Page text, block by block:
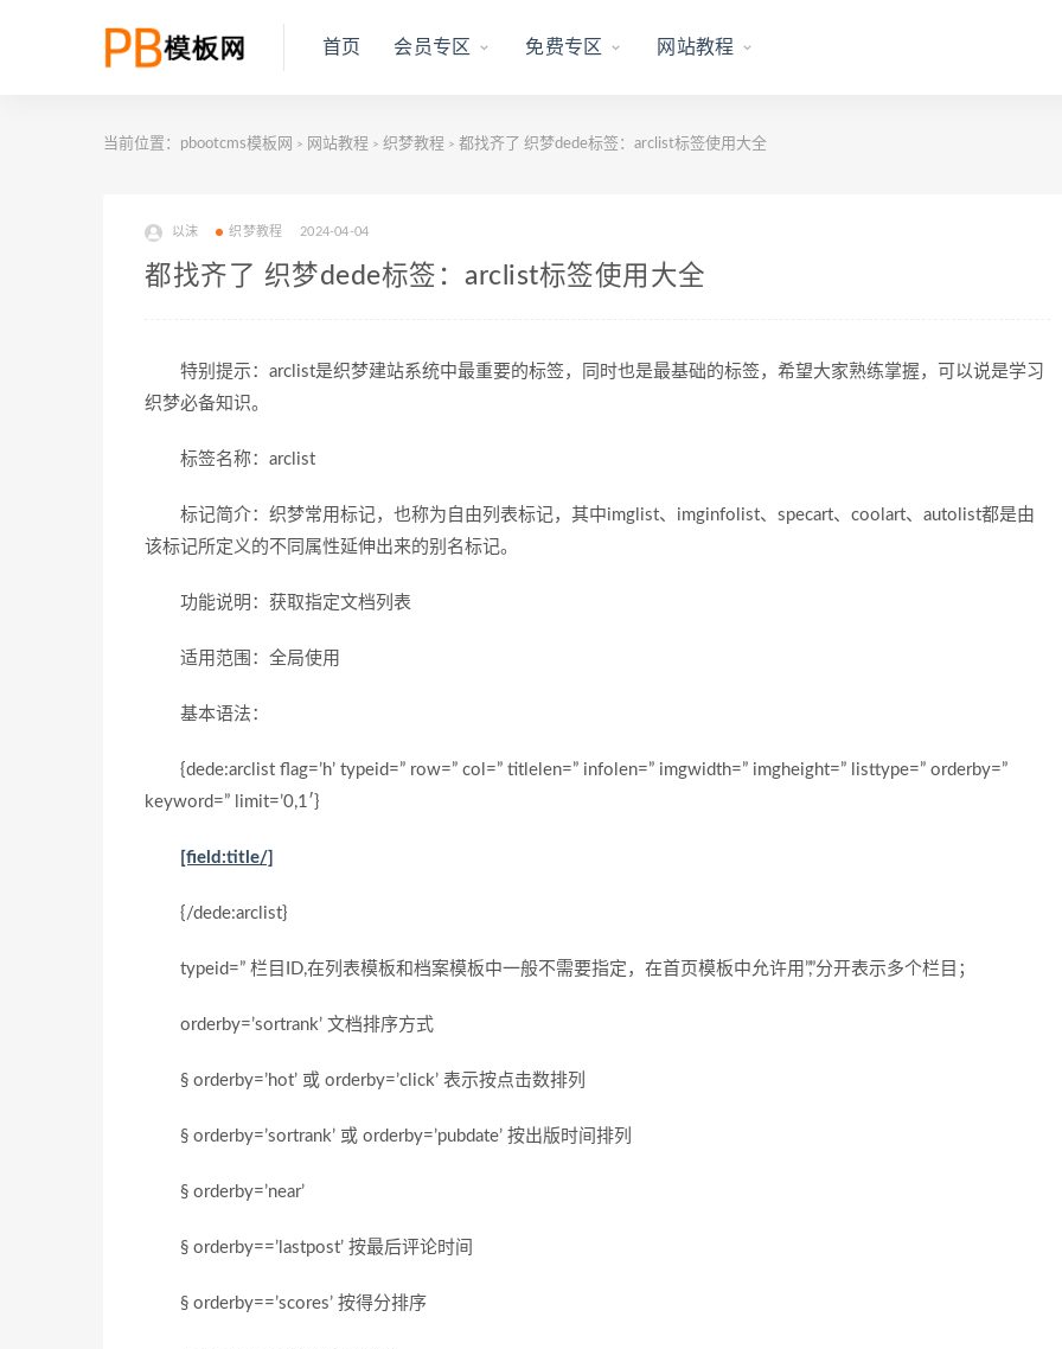
首页 会员专区 免费专区 网站教程
当前位置： pbootcms模板网 > 网站教程 > 织梦教程 > 都找齐了 织梦dede标签：arclist标签使用大全
以沫 织梦教程 2024-04-04
都找齐了 织梦dede标签：arclist标签使用大全
特别提示：arclist是织梦建站系统中最重要的标签，同时也是最基础的标签，希望大家熟练掌握，可以说是学习
织梦必备知识。
标签名称：arclist
标记简介：织梦常用标记，也称为自由列表标记，其中imglist、imginfolist、specart、coolart、autolist都是由
该标记所定义的不同属性延伸出来的别名标记。
功能说明：获取指定文档列表
适用范围：全局使用
基本语法：
{dede:arclist flag=’h’ typeid=” row=” col=” titlelen=” infolen=” imgwidth=” imgheight=” listtype=” orderby=”
keyword=” limit=’0,1′}
[field:title/]
{/dede:arclist}
typeid=” 栏目ID,在列表模板和档案模板中一般不需要指定，在首页模板中允许用”,”分开表示多个栏目；
orderby=’sortrank’ 文档排序方式
§ orderby=’hot’ 或 orderby=’click’ 表示按点击数排列
§ orderby=’sortrank’ 或 orderby=’pubdate’ 按出版时间排列
§ orderby=’near’
§ orderby==’lastpost’ 按最后评论时间
§ orderby==’scores’ 按得分排序